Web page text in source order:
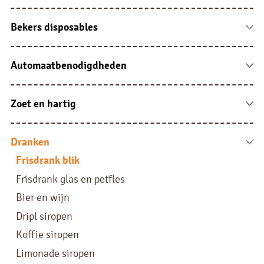
Cacao
Automatensoep
Soep sachets
Bekers disposables
Bekers karton
Bekers kunststof
Automaatbenodigdheden
Jura onderhoudsproducten en accessoires
Reiniging en ontkalking
Filterrol en zakjes
Zoet en hartig
Koffiekoekjes
Koek
Chips en hartig
Chocolade
Drop en suikerwerken
Dranken
Frisdrank blik
Frisdrank glas en petfles
Bier en wijn
Dripl siropen
Koffie siropen
Limonade siropen